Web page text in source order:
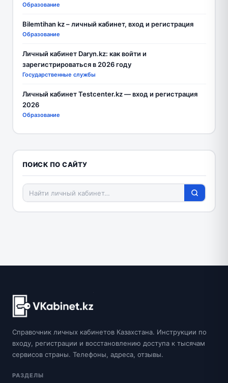
Образование
Bilemtihan kz – личный кабинет, вход и регистрация
Образование
Личный кабинет Daryn.kz: как войти и
зарегистрироваться в 2026 году
Государственные службы
Личный кабинет Testcenter.kz — вход и регистрация
2026
Образование
ПОИСК ПО САЙТУ
Справочник личных кабинетов Казахстана. Инструкции по
входу, регистрации и восстановлению доступа к тысячам
сервисов страны. Телефоны, адреса, отзывы.
РАЗДЕЛЫ